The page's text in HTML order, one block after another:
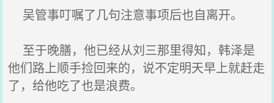
吴管事叮嘱了几句注意事项后也自离开。
至于晚膳，他已经从刘三那里得知，韩泽是
他们路上顺手捡回来的，说不定明天早上就赶走
了，给他吃了也是浪费。